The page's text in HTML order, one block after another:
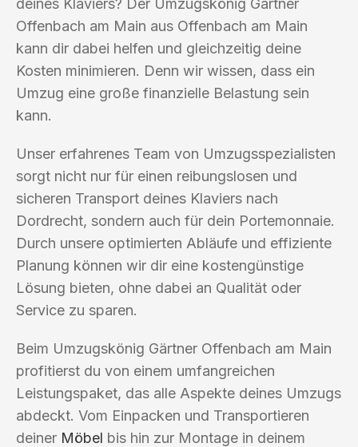
deines Klaviers? Der Umzugskönig Gärtner
Offenbach am Main aus Offenbach am Main
kann dir dabei helfen und gleichzeitig deine
Kosten minimieren. Denn wir wissen, dass ein
Umzug eine große finanzielle Belastung sein
kann.
Unser erfahrenes Team von Umzugsspezialisten
sorgt nicht nur für einen reibungslosen und
sicheren Transport deines Klaviers nach
Dordrecht, sondern auch für dein Portemonnaie.
Durch unsere optimierten Abläufe und effiziente
Planung können wir dir eine kostengünstige
Lösung bieten, ohne dabei an Qualität oder
Service zu sparen.
Beim Umzugskönig Gärtner Offenbach am Main
profitierst du von einem umfangreichen
Leistungspaket, das alle Aspekte deines Umzugs
abdeckt. Vom Einpacken und Transportieren
deiner Möbel bis hin zur Montage in deinem